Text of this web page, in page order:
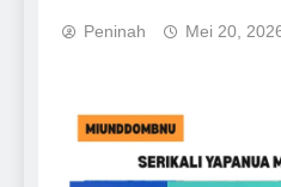
Peninah Mei 20,